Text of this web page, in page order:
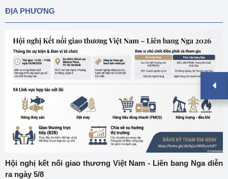
ĐỊA PHƯƠNG
Hội nghị kết nối giao thương Việt Nam - Liên bang Nga diễn
ra ngày 5/8